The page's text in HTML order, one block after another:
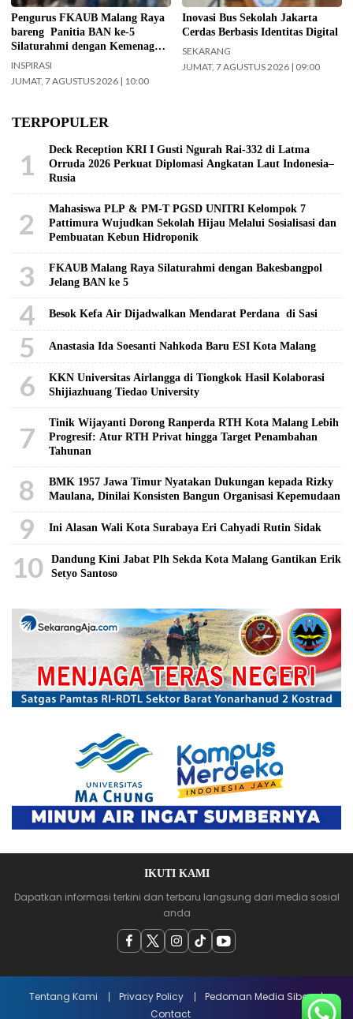
Malang. Selain itu juga silaturahmi
dengan jajaran Kantor
Kementerian Agama (Kemenag)
Kabupaten Malang. (Foto: ist)
Pengurus FKAUB Malang Raya
bareng Panitia BAN ke-5
Silaturahmi dengan Kemenag
Kabupaten Malang dan Yayasan
INSPIRASI
JUMAT, 7 AGUSTUS 2026 | 10:00
Inovasi Bus Sekolah Jakarta
Cerdas Berbasis Identitas Digital
SEKARANG
JUMAT, 7 AGUSTUS 2026 | 09:00
TERPOPULER
1
Deck Reception KRI I Gusti Ngurah Rai-332 di Latma
Orruda 2026 Perkuat Diplomasi Angkatan Laut Indonesia–
Rusia
2
Mahasiswa PLP & PM-T PGSD UNITRI Kelompok 7
Pattimura Wujudkan Sekolah Hijau Melalui Sosialisasi dan
Pembuatan Kebun Hidroponik
3
FKAUB Malang Raya Silaturahmi dengan Bakesbangpol
Jelang BAN ke 5
4 Besok Kefa Air Dijadwalkan Mendarat Perdana di Sasi
5 Anastasia Ida Soesanti Nahkoda Baru ESI Kota Malang
6
KKN Universitas Airlangga di Tiongkok Hasil Kolaborasi ​
Shijiazhuang Tiedao University
7
Tinik Wijayanti Dorong Ranperda RTH Kota Malang Lebih
Progresif: Atur RTH Privat hingga Target Penambahan
Tahunan
8
BMK 1957 Jawa Timur Nyatakan Dukungan kepada Rizky
Maulana, Dinilai Konsisten Bangun Organisasi Kepemudaan
9 Ini Alasan Wali Kota Surabaya Eri Cahyadi Rutin Sidak
10
Dandung Kini Jabat Plh Sekda Kota Malang Gantikan Erik
Setyo Santoso
IKUTI KAMI
Dapatkan informasi terkini dan terbaru langsung dari media sosial
anda
Tentang Kami Privacy Policy
Pedoman Media Siber
Contact